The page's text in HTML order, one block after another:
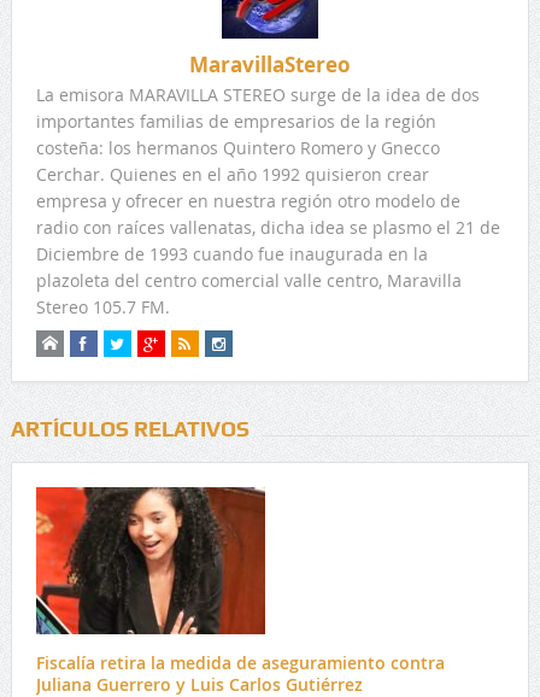
MaravillaStereo
La emisora MARAVILLA STEREO surge de la idea de dos
importantes familias de empresarios de la región
costeña: los hermanos Quintero Romero y Gnecco
Cerchar. Quienes en el año 1992 quisieron crear
empresa y ofrecer en nuestra región otro modelo de
radio con raíces vallenatas, dicha idea se plasmo el 21 de
Diciembre de 1993 cuando fue inaugurada en la
plazoleta del centro comercial valle centro, Maravilla
Stereo 105.7 FM.
ARTÍCULOS RELATIVOS
Fiscalía retira la medida de aseguramiento contra
Juliana Guerrero y Luis Carlos Gutiérrez